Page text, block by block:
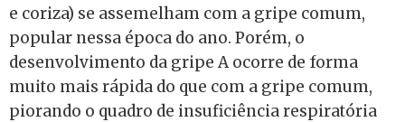
e coriza) se assemelham com a gripe comum,
popular nessa época do ano. Porém, o
desenvolvimento da gripe A ocorre de forma
muito mais rápida do que com a gripe comum,
piorando o quadro de insuficiência respiratória